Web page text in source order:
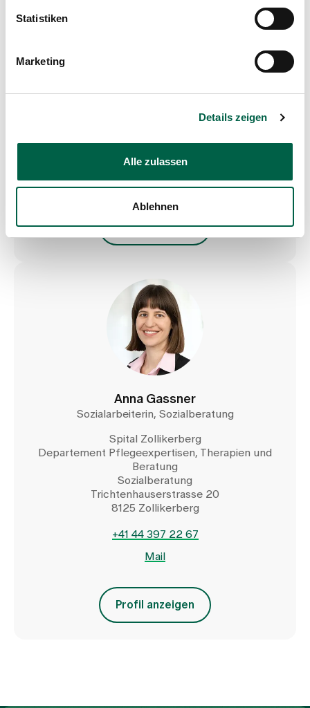
Statistiken
Marketing
Details zeigen
Alle zulassen
Ablehnen
Departement Pflegeexpertisen, Therapien und
Trichtenhauserstrasse 20
+41 44 397 22 64
Mail
Profil anzeigen
Anna Gassner
Sozialarbeiterin, Sozialberatung
Spital Zollikerberg
Departement Pflegeexpertisen, Therapien und
Beratung
Sozialberatung
Trichtenhauserstrasse 20
8125 Zollikerberg
+41 44 397 22 67
Mail
Profil anzeigen